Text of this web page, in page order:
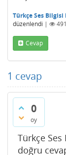
Türkçe Ses Bilgisi
düzenlendi | 491
Cevap
1 cevap
0
oy
Türkçe
doğru